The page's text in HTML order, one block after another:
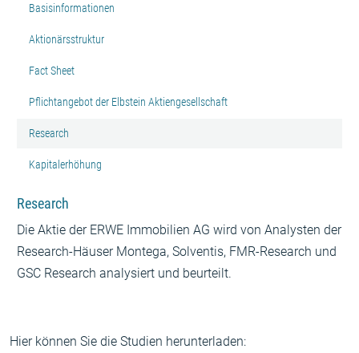
Basisinformationen
Aktionärsstruktur
Fact Sheet
Pflichtangebot der Elbstein Aktiengesellschaft
Research
Kapitalerhöhung
Research
Die Aktie der ERWE Immobilien AG wird von Analysten der
Research-Häuser Montega, Solventis, FMR-Research und
GSC Research analysiert und beurteilt.
Hier können Sie die Studien herunterladen: